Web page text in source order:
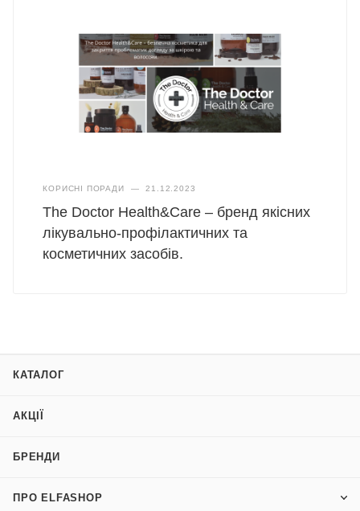
КОРИСНІ ПОРАДИ — 21.12.2023
The Doctor Health&Care – бренд якісних
лікувально-профілактичних та
косметичних засобів.
КАТАЛОГ
АКЦІЇ
БРЕНДИ
ПРО ELFASHOP